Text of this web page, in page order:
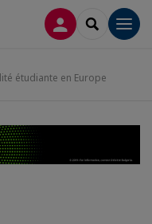
CONNEXION
étudiante en Europe